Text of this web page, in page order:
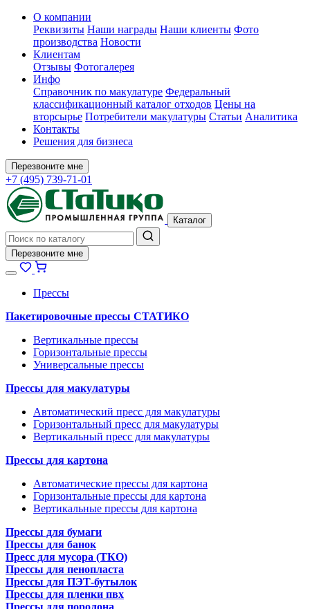
О компании
Реквизиты Наши награды Наши клиенты Фото
производства Новости
Клиентам
Отзывы Фотогалерея
Инфо
Справочник по макулатуре Федеральный
классификационный каталог отходов Цены на
вторсырье Потребители макулатуры Статьи Аналитика
Контакты
Решения для бизнеса
Перезвоните мне
+7 (495) 739-71-01
Каталог
Перезвоните мне
Прессы
Пакетировочные прессы СТАТИКО
Вертикальные прессы
Горизонтальные прессы
Универсальные прессы
Прессы для макулатуры
Автоматический пресс для макулатуры
Горизонтальный пресс для макулатуры
Вертикальный пресс для макулатуры
Прессы для картона
Автоматические прессы для картона
Горизонтальные прессы для картона
Вертикальные прессы для картона
Прессы для бумаги
Прессы для банок
Пресс для мусора (ТКО)
Прессы для пенопласта
Прессы для ПЭТ-бутылок
Прессы для пленки пвх
Прессы для поролона